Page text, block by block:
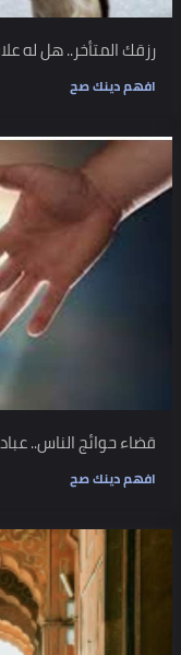
رزقك المتأخر.. هل له
افهم دينك صح
قضاء حوائج الناس..
افهم دينك صح